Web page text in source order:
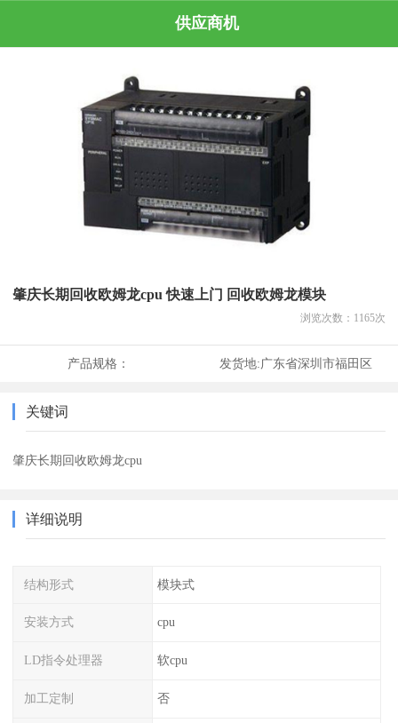
供应商机
肇庆长期回收欧姆龙cpu 快速上门 回收欧姆龙模块
浏览次数： 1165次
产品规格： 发货地:广东省深圳市福田区
关键词
肇庆长期回收欧姆龙cpu
详细说明
结构形式 模块式
安装方式 cpu
LD指令处理器 软cpu
加工定制 否